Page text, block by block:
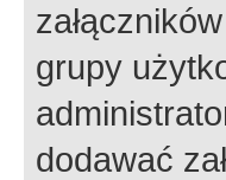
grupy
dodawać